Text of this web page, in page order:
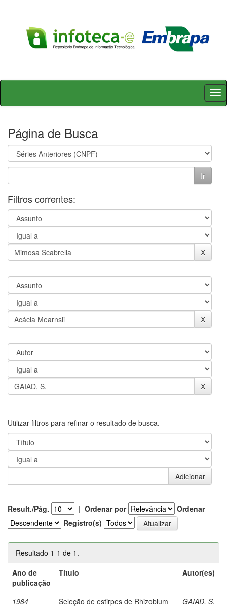
Skip
Página de Busca
Filtros correntes:
Utilizar filtros para refinar o resultado de busca.
Result./Pág. | Ordenar por
Ordenar
Registro(s)
Resultado 1-1 de 1.
Ano de
publicação
Título Autor(es)
1984
Seleção de estirpes de Rhizobium
GAIAD, S.